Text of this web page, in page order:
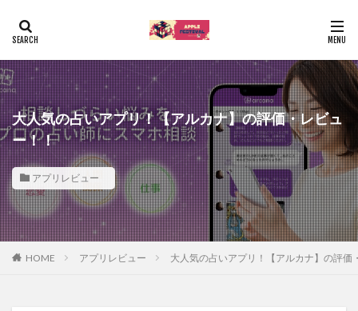
大人気の占いアプリ！【アルカナ】の評価・レビュ
ー！！
アプリレビュー
HOME アプリレビュー 大人気の占いアプリ！【アルカナ】の評価